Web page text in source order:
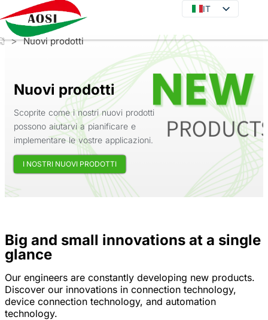
IT
IT
DE
JA
KO
FR
ES
RU
Nuovi prodotti
Scoprite come i nostri nuovi prodotti
possono aiutarvi a pianificare e
implementare le vostre applicazioni.
I NOSTRI NUOVI PRODOTTI
>Nuovi prodotti
Big and small innovations at a single
glance
Our engineers are constantly developing new products.
Discover our innovations in connection technology,
device connection technology, and automation
technology.